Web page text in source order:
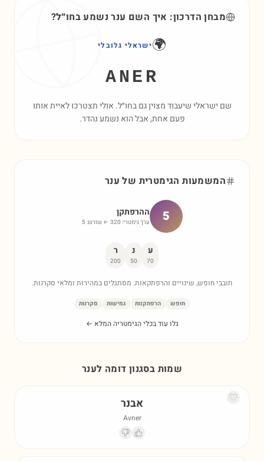
מבחן הדרכון: איך השם ענרנשמע בחו״ל?
🌍ישראלי גלובלי
ANER
שם ישראלי שיעבוד מצוין גם בחו״ל. אולי תצטרכו לאיית אותו
פעם אחת, אבל הוא נשמע נהדר.
המשמעות הגימטרית של ענר
5 ההרפתקן
ערך גימטרי: 320 ← שורש: 5
ע
70
נ
50
ר
200
חובבי חופש, שינויים והרפתקאות. מסתגלים במהירות ומלאי סקרנות.
חופש הרפתקנות גמישות סקרנות
גלו עוד בכלי הגימטריה המלא ←
שמות בסגנון דומה לענר
אבנר
Avner